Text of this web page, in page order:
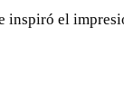
inspiró el